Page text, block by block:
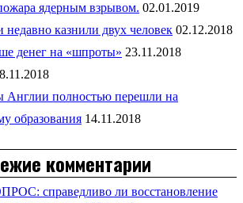
ядерным взрывом. 02.01.2019
недавно казнили двух человек 02.12.2018
денег на «шпроты» 23.11.2018
полностью перешли на
образования 14.11.2018
комментарии
справедливо ли восстановление